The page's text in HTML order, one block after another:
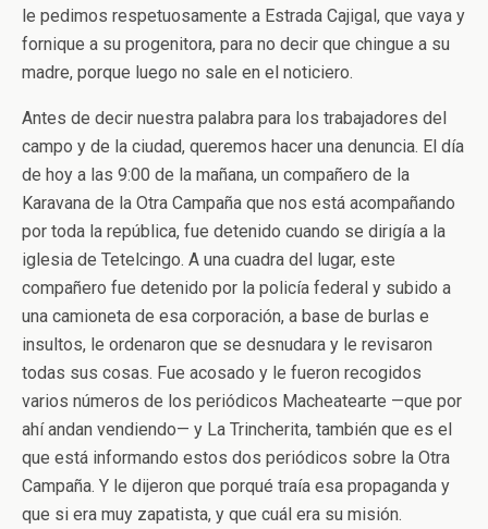
le pedimos respetuosamente a Estrada Cajigal, que vaya y
fornique a su progenitora, para no decir que chingue a su
madre, porque luego no sale en el noticiero.
Antes de decir nuestra palabra para los trabajadores del
campo y de la ciudad, queremos hacer una denuncia. El día
de hoy a las 9:00 de la mañana, un compañero de la
Karavana de la Otra Campaña que nos está acompañando
por toda la república, fue detenido cuando se dirigía a la
iglesia de Tetelcingo. A una cuadra del lugar, este
compañero fue detenido por la policía federal y subido a
una camioneta de esa corporación, a base de burlas e
insultos, le ordenaron que se desnudara y le revisaron
todas sus cosas. Fue acosado y le fueron recogidos
varios números de los periódicos Macheatearte —que por
ahí andan vendiendo— y La Trincherita, también que es el
que está informando estos dos periódicos sobre la Otra
Campaña. Y le dijeron que porqué traía esa propaganda y
que si era muy zapatista, y que cuál era su misión.